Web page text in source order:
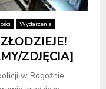
Wydarzenia
ZDJĘCIA]
w Rogoźnie